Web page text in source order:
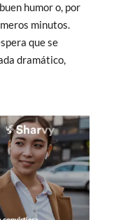
humor o, por
minutos.
que se
dramático,